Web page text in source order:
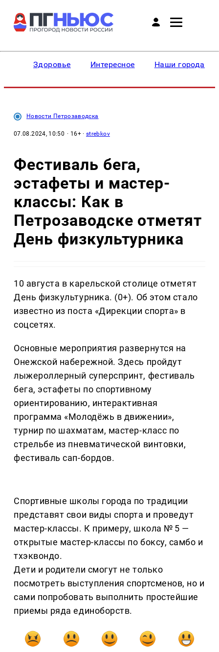
Здоровье Интересное Наши города
Новости Петрозаводска
07.08.2024, 10:50 · 16+ ·strebkov
Фестиваль бега,
эстафеты и мастер-
классы: Как в
Петрозаводске отметят
День физкультурника
10 августа в карельской столице отметят
День физкультурника. (0+). Об этом стало
известно из поста «Дирекции спорта» в
соцсетях.
Основные мероприятия развернутся на
Онежской набережной. Здесь пройдут
лыжероллерный суперспринт, фестиваль
бега, эстафеты по спортивному
ориентированию, интерактивная
программа «Молодёжь в движении»,
турнир по шахматам, мастер-класс по
стрельбе из пневматической винтовки,
фестиваль сап-бордов.
Спортивные школы города по традиции
представят свои виды спорта и проведут
мастер-классы. К примеру, школа № 5 —
открытые мастер-классы по боксу, самбо и
тхэквондо.
Дети и родители смогут не только
посмотреть выступления спортсменов, но и
сами попробовать выполнить простейшие
приемы ряда единоборств.